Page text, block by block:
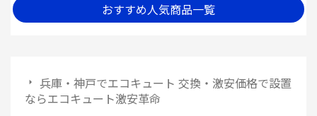
おすすめ人気商品一覧
兵庫・神戸でエコキュート 交換・激安価格で設置
ならエコキュート激安革命